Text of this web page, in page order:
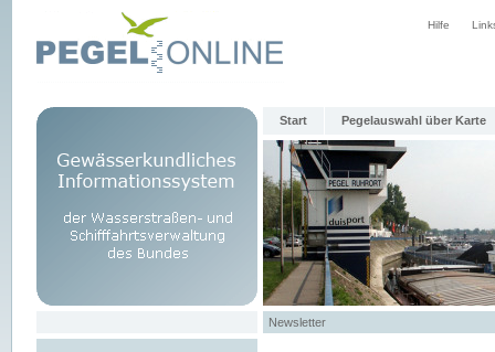
Hilfe
Start Pegelauswahl über Karte
Newsletter